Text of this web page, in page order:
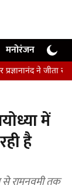
मनोरंजन खेल
ने जीता सेंट लुइस
में
है